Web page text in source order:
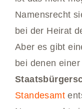
Namensrecht
bei der Heirat
Aber es gibt
bei denen
Standesamt